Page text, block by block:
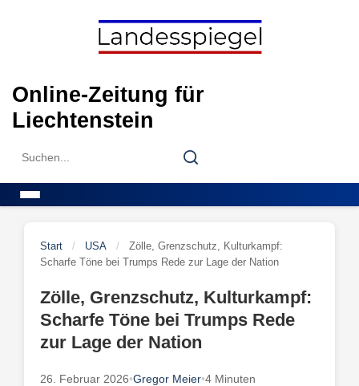
Online-Zeitung für
Liechtenstein
Search
Search
Start / USA /
Zölle, Grenzschutz, Kulturkampf:
Scharfe Töne bei Trumps Rede zur Lage der Nation
Zölle, Grenzschutz, Kulturkampf:
Scharfe Töne bei Trumps Rede
zur Lage der Nation
26. Februar 2026•Gregor Meier•4 Minuten